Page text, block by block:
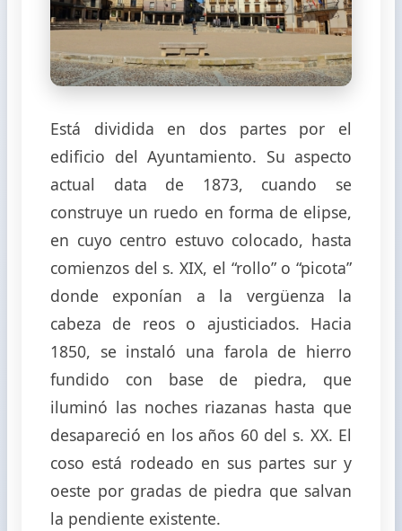
Está dividida en dos partes por el
edificio del Ayuntamiento. Su aspecto
actual data de 1873, cuando se
construye un ruedo en forma de elipse,
en cuyo centro estuvo colocado, hasta
comienzos del s. XIX, el “rollo” o “picota”
donde exponían a la vergüenza la
cabeza de reos o ajusticiados. Hacia
1850, se instaló una farola de hierro
fundido con base de piedra, que
iluminó las noches riazanas hasta que
desapareció en los años 60 del s. XX. El
coso está rodeado en sus partes sur y
oeste por gradas de piedra que salvan
la pendiente existente.